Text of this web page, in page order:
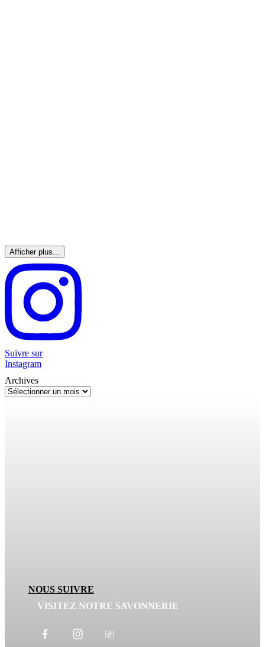
Afficher plus...
Suivre sur
Instagram
Archives
NOUS SUIVRE
VISITEZ NOTRE SAVONNERIE